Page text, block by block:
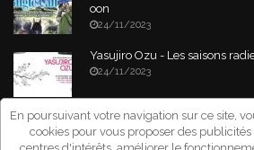
oon
24/11/2023
Yasujiro Ozu - Les saisons
24/11/2023
"Requiem Attack on Titan" :
de Grissini Project
En poursuivant votre navigation sur ce site,
cookies pour vous proposer des